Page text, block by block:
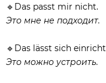
🔹Das passt mir nicht.⠀
Это мне не подходит.
🔹Das lässt sich
Это можно устроить.⠀⠀